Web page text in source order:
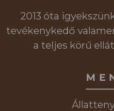
2013 óta
tevékenykedő
a teljes körű